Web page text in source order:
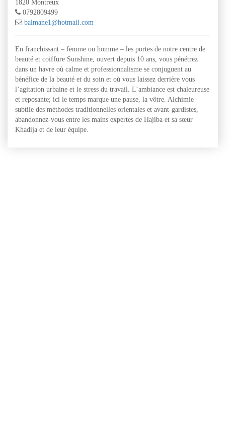
1820 Montreux
0792809499
balmane1@hotmail.com
En franchissant – femme ou homme – les portes de notre centre de
beauté et coiffure Sunshine, ouvert depuis 10 ans, vous pénétrez
dans un havre où calme et professionnalisme se conjuguent au
bénéfice de la beauté et du soin et où vous laissez derrière vous
l’agitation urbaine et le stress du travail. L’ambiance est chaleureuse
et reposante; ici le temps marque une pause, la vôtre. Alchimie
subtile des méthodes traditionnelles orientales et avant-gardistes,
abandonnez-vous entre les mains expertes de Hajiba et sa sœur
Khadija et de leur équipe.